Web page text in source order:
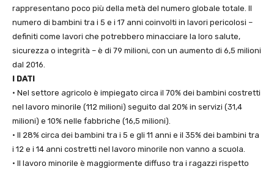
rappresentano poco più della metà del numero globale totale. Il
numero di bambini tra i 5 e i 17 anni coinvolti in lavori pericolosi –
definiti come lavori che potrebbero minacciare la loro salute,
sicurezza o integrità – è di 79 milioni, con un aumento di 6,5 milioni
dal 2016.
I DATI
• Nel settore agricolo è impiegato circa il 70% dei bambini costretti
nel lavoro minorile (112 milioni) seguito dal 20% in servizi (31,4
milioni) e 10% nelle fabbriche (16,5 milioni).
• Il 28% circa dei bambini tra i 5 e gli 11 anni e il 35% dei bambini tra
i 12 e i 14 anni costretti nel lavoro minorile non vanno a scuola.
• Il lavoro minorile è maggiormente diffuso tra i ragazzi rispetto